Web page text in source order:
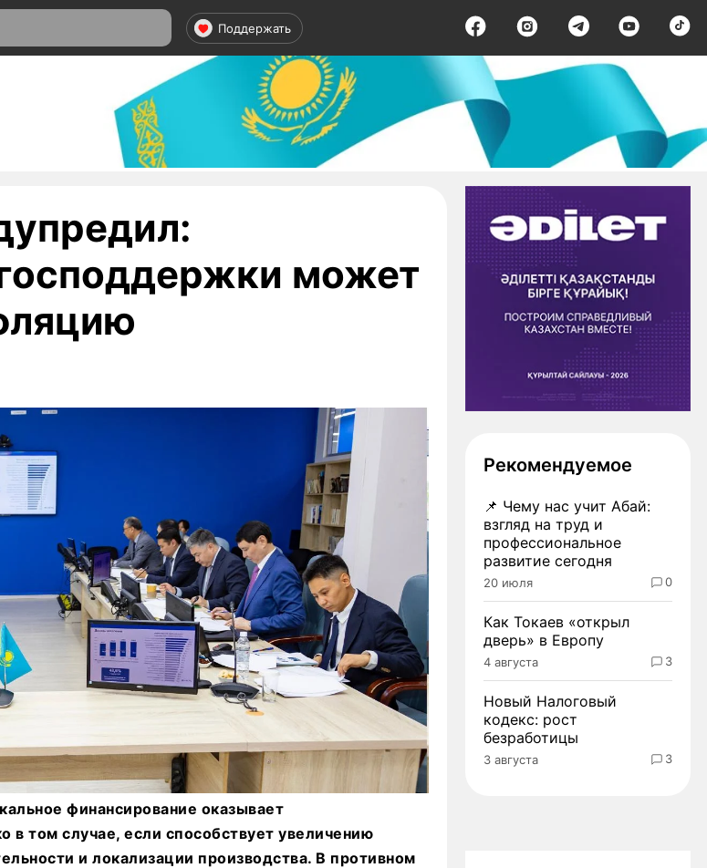
Поддержать
может
финансирование оказывает
том случае, если способствует увеличению
и локализации производства. В противном
Рекомендуемое
📌 Чему нас учит Абай:
взгляд на труд и
профессиональное
развитие сегодня
20 июля 0
Как Токаев «открыл
дверь» в Европу
4 августа 3
Новый Налоговый
кодекс: рост
безработицы
3 августа 3